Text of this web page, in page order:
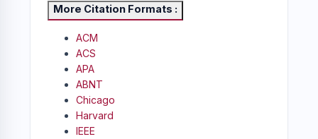
More Citation Formats
ACM
ACS
APA
ABNT
Chicago
Harvard
IEEE